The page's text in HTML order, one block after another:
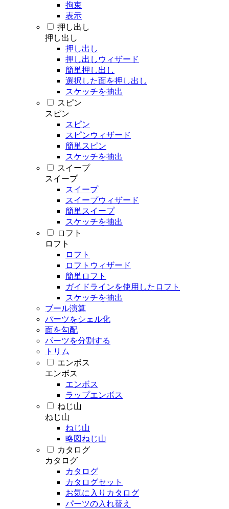
拘束
表示
押し出し
押し出し
押し出し
押し出しウィザード
簡単押し出し
選択した面を押し出し
スケッチを抽出
スピン
スピン
スピン
スピンウィザード
簡単スピン
スケッチを抽出
スイープ
スイープ
スイープ
スイープウィザード
簡単スイープ
スケッチを抽出
ロフト
ロフト
ロフト
ロフトウィザード
簡単ロフト
ガイドラインを使用したロフト
スケッチを抽出
ブール演算
パーツをシェル化
面を勾配
パーツを分割する
トリム
エンボス
エンボス
エンボス
ラップエンボス
ねじ山
ねじ山
ねじ山
略図ねじ山
カタログ
カタログ
カタログ
カタログセット
お気に入りカタログ
パーツの入れ替え